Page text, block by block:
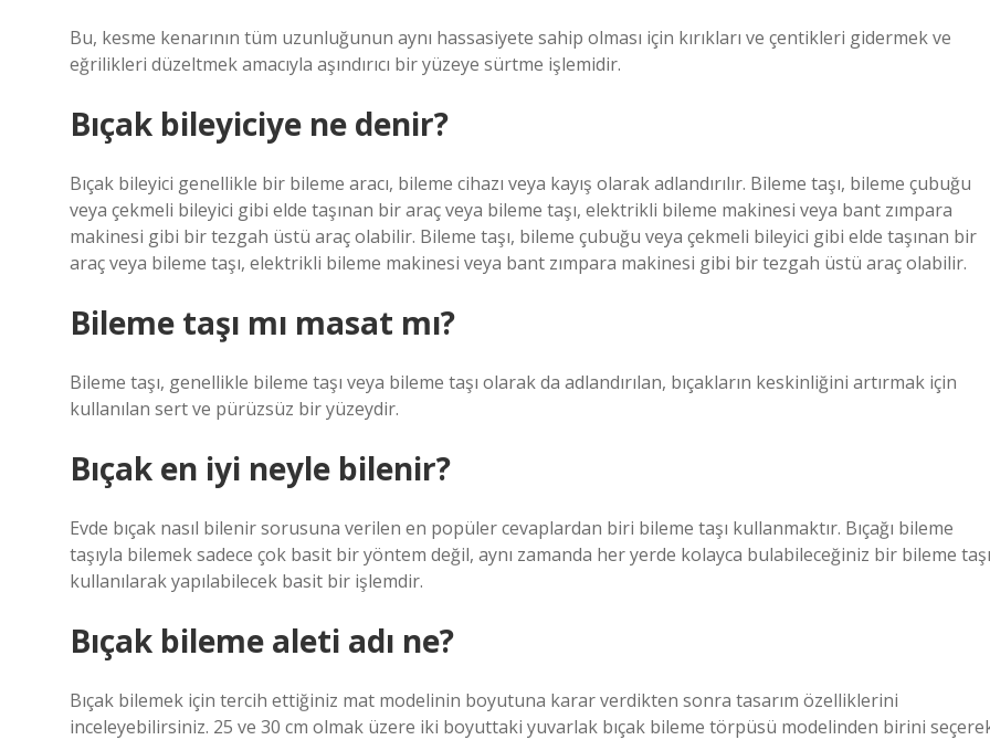
Bu, kesme kenarının tüm uzunluğunun aynı hassasiyete sahip olması için kırıkları ve çentikleri gidermek ve
eğrilikleri düzeltmek amacıyla aşındırıcı bir yüzeye sürtme işlemidir.
Bıçak bileyiciye ne denir?
Bıçak bileyici genellikle bir bileme aracı, bileme cihazı veya kayış olarak adlandırılır. Bileme taşı, bileme çubuğu
veya çekmeli bileyici gibi elde taşınan bir araç veya bileme taşı, elektrikli bileme makinesi veya bant zımpara
makinesi gibi bir tezgah üstü araç olabilir. Bileme taşı, bileme çubuğu veya çekmeli bileyici gibi elde taşınan bir
araç veya bileme taşı, elektrikli bileme makinesi veya bant zımpara makinesi gibi bir tezgah üstü araç olabilir.
Bileme taşı mı masat mı?
Bileme taşı, genellikle bileme taşı veya bileme taşı olarak da adlandırılan, bıçakların keskinliğini artırmak için
kullanılan sert ve pürüzsüz bir yüzeydir.
Bıçak en iyi neyle bilenir?
Evde bıçak nasıl bilenir sorusuna verilen en popüler cevaplardan biri bileme taşı kullanmaktır. Bıçağı bileme
taşıyla bilemek sadece çok basit bir yöntem değil, aynı zamanda her yerde kolayca bulabileceğiniz bir bileme taşı
kullanılarak yapılabilecek basit bir işlemdir.
Bıçak bileme aleti adı ne?
Bıçak bilemek için tercih ettiğiniz mat modelinin boyutuna karar verdikten sonra tasarım özelliklerini
inceleyebilirsiniz. 25 ve 30 cm olmak üzere iki boyuttaki yuvarlak bıçak bileme törpüsü modelinden birini